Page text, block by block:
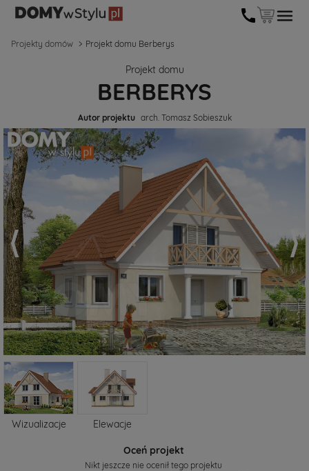
Projekty domów Projekt domu Berberys
Projekt domu
BERBERYS
Autor projektu arch. Tomasz Sobieszuk
Wizualizacje Elewacje
Oceń projekt
Nikt jeszcze nie ocenił tego projektu